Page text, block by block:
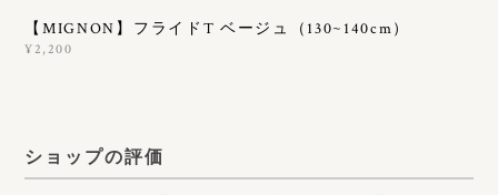
【MIGNON】フライドT ベージュ（130~140cm）
¥2,200
ショップの評価